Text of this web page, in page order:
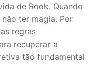
de Rook. Quando
ter magia. Por
regras
recuperar a
tão fundamental